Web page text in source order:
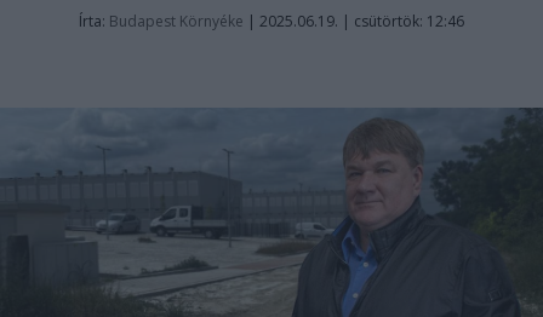
Írta: Budapest Környéke | 2025.06.19. | csütörtök: 12:46